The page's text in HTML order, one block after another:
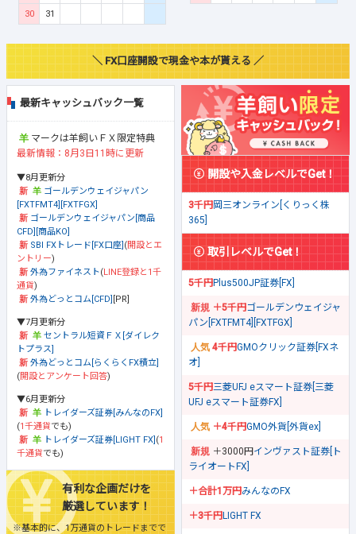
30
31
＼ FX口座開設で現金や本が貰える ／
最新キャッシュバック一覧
マークは羊飼いＦＸ限定特典
最新情報：8月3日11時に更新
▼8月更新分
ゴールデンウェイジャパン
[FXTFMT4][FXTFGX]
ゴールデンウェイジャパン[商品
CFD][商品KO]
SBI FXトレード[FX口座] (開設とエ
ントリー)
外為ファイネスト(LINE登録と1千
通貨)
外為どっとコム[CFD] [PR]
▼7月更新分
セントラル短資ＦＸ[ダイレク
トプラス]
外為どっとコム[らくらくFX積立]
(開設とアンケート回答)
▼6月更新分
トレイダーズ証券[みんなのFX]
(1千通貨でも)
トレイダーズ証券[LIGHT FX] (1
千通貨でも)
有利な企画だけを
厳選しています！
※基本的に、1万通貨のトレードまでで
開設や入金レベルでGet！
3千円岡三オンライン[くりっく株
365]
取引レベルでGet！
5千円Plus500JP証券[FX]
＋5千円ゴールデンウェイジャ
パン[FXTFMT4][FXTFGX]
4千円GMOクリック証券[FXネ
オ]
5千円三菱UFJ eスマート証券[三菱
UFJ eスマート証券FX]
＋4千円GMO外貨[外貨ex]
＋3000円 インヴァスト証券[ト
ライオートFX]
＋合計1万円みんなのFX
＋3千円LIGHT FX